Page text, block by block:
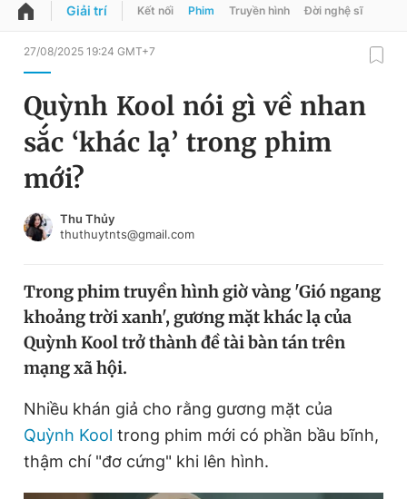
QUẢNG CÁO
Chuyên mục
Chuyên mục khác
Chào ngày mới
Video Magazine
Sản phẩm khác
Tiện ích Bạn cần biết
Thông tin tòa soạn Liên hệ quảng cáo
Đổi mật khẩu
Tin đã lưu
Đăng xuất
Giải trí Kết nối Phim Truyền hình Đời nghệ sĩ
27/08/2025 19:24 GMT+7
Quỳnh Kool nói gì về nhan
sắc ‘khác lạ’ trong phim
mới?
Thu Thủy
thuthuytnts@gmail.com
Trong phim truyền hình giờ vàng 'Gió ngang
khoảng trời xanh', gương mặt khác lạ của
Quỳnh Kool trở thành đề tài bàn tán trên
mạng xã hội.
Nhiều khán giả cho rằng gương mặt của
Quỳnh Kool trong phim mới có phần bầu bĩnh,
thậm chí "đơ cứng" khi lên hình.